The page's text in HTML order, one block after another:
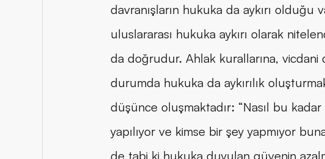
davranışların hukuka da aykırı olduğu
uluslararası hukuka aykırı olarak
da doğrudur. Ahlak kurallarına, vicdani
durumda hukuka da aykırılık
düşünce oluşmaktadır: “Nasıl bu
yapılıyor ve kimse bir şey yapmıyor
de tabi ki hukuka duyulan güvenin